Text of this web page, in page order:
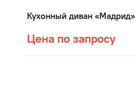
Кухонный диван «Мадрид»
Цена по запросу